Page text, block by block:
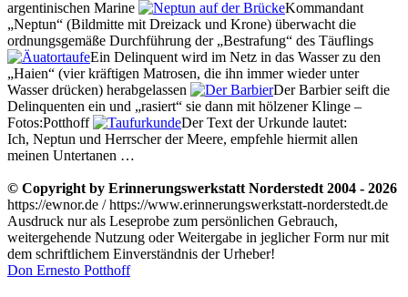
argentinischen Marine
Kommandant
Neptun
(Bildmitte mit Dreizack und Krone) überwacht die
ordnungsgemäße Durchführung der Bestrafung
des Täuflings
Ein Delinquent wird im Netz in das Wasser zu den
Haien
(vier kräftigen Matrosen, die ihn immer wieder unter
Wasser drücken) herabgelassen
Der Barbier seift die
Delinquenten ein und
rasiert
sie dann mit hölzener Klinge –
Fotos:Potthoff
Der Text der Urkunde lautet:
Ich, Neptun und Herrscher der Meere, empfehle hiermit allen
meinen Untertanen …
© Copyright by Erinnerungswerkstatt Norderstedt 2004 - 2026
https://ewnor.de / https://www.erinnerungswerkstatt-norderstedt.de
Ausdruck nur als Leseprobe zum persönlichen Gebrauch,
weitergehende Nutzung oder Weitergabe in jeglicher Form nur mit
dem schriftlichem Einverständnis der Urheber!
Don Ernesto Potthoff